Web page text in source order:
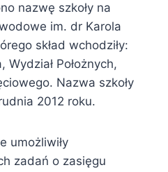
nazwę szkoły na
im. dr Karola
skład wchodziły:
Wydział Położnych,
Nazwa szkoły
2012 roku.
umożliwiły
zadań o zasięgu